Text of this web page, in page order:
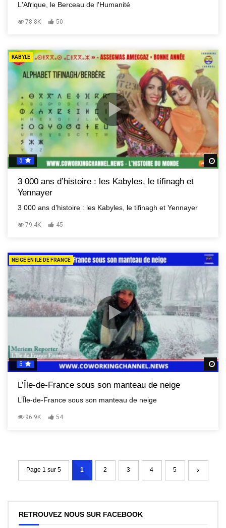
L'Afrique, le Berceau de l'Humanité
78.8K 50
KABYLE
5
3 000 ans d’histoire : les Kabyles, le tifinagh et
Yennayer
3 000 ans d’histoire : les Kabyles, le tifinagh et Yennayer
79.4K 45
NEIGE EN ILE DE FRANCE
5
L’Île-de-France sous son manteau de neige
L’Île-de-France sous son manteau de neige
96.9K 54
Page 1 sur 5 1 2 3 4 5
RETROUVEZ NOUS SUR FACEBOOK